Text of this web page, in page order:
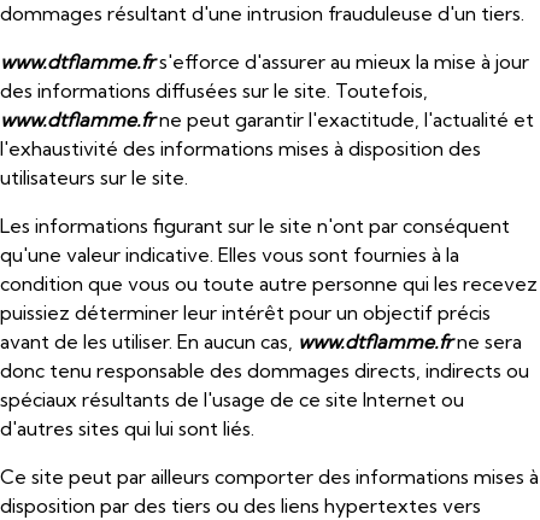
dommages résultant d'une intrusion frauduleuse d'un tiers.
www.dtflamme.frs'efforce d'assurer au mieux la mise à jour
des informations diffusées sur le site. Toutefois,
www.dtflamme.frne peut garantir l'exactitude, l'actualité et
l'exhaustivité des informations mises à disposition des
utilisateurs sur le site.
Les informations figurant sur le site n'ont par conséquent
qu'une valeur indicative. Elles vous sont fournies à la
condition que vous ou toute autre personne qui les recevez
puissiez déterminer leur intérêt pour un objectif précis
avant de les utiliser. En aucun cas, www.dtflamme.frne sera
donc tenu responsable des dommages directs, indirects ou
spéciaux résultants de l'usage de ce site Internet ou
d'autres sites qui lui sont liés.
Ce site peut par ailleurs comporter des informations mises à
disposition par des tiers ou des liens hypertextes vers